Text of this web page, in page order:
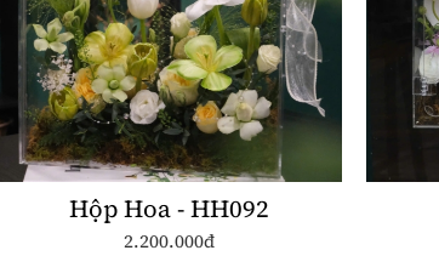
Hộp Hoa - HH092
2.200.000đ